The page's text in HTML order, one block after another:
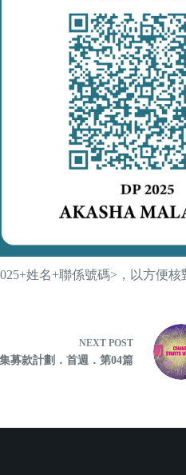
姓名+聯係號碼>，以方便
NEXT POST
募款計劃．首週．第04篇